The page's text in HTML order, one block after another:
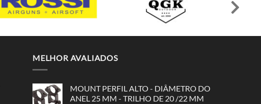
MELHOR AVALIADOS
MOUNT PERFIL ALTO - DIÂMETRO DO
ANEL 25 MM - TRILHO DE 20 /22 MM